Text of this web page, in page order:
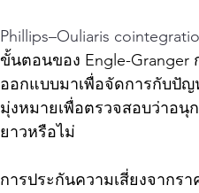
Phillips–Ouliaris
ขั้นตอนของ Engle-Granger
ออกแบบมาเพื่อจัดการกับปั
มุ่งหมายเพื่อตรวจสอบว่าอ
ยาวหรือไม่
การประกันความเสี่ยงจากร